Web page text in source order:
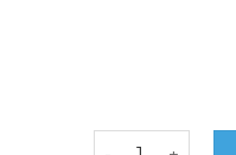
borsa verde